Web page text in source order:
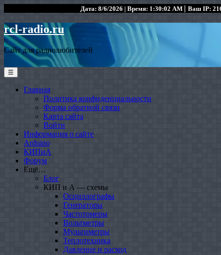
Дата: 8/6/2026 | Время: 1:30:02 AM | Ваш IP:
rcl-radio.ru
Сайт для радиолюбителей
☰
Главная
Политика конфиденциальности
Форма обратной связи
Карта сайта
Войти
Информация о сайте
Arduino
КИПиА
Форум
Ещё…
Блог
КИП и А — схемы
Осциллографы
Генераторы
Частотомеры
Вольтметры
Мультиметры
Теплотехника
Давление и расход